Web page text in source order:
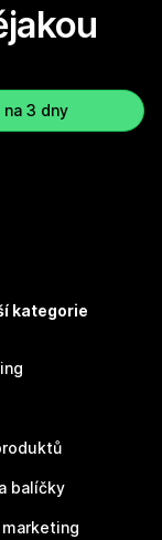
3 dny
kategorie
balíčky